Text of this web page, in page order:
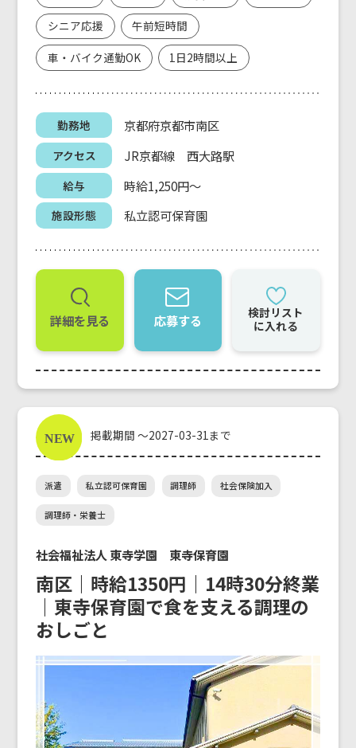
シニア応援
午前短時間
車・バイク通勤OK
1日2時間以上
勤務地 京都府京都市南区
アクセス JR京都線 西大路駅
給与 時給1,250円～
施設形態 私立認可保育園
詳細を見る 応募する
検討リスト
に入れる
掲載期間 ～2027-03-31まで
派遣 私立認可保育園 調理師 社会保険加入
調理師・栄養士
社会福祉法人 東寺学園 東寺保育園
南区｜時給1350円｜14時30分終業
｜東寺保育園で食を支える調理の
おしごと